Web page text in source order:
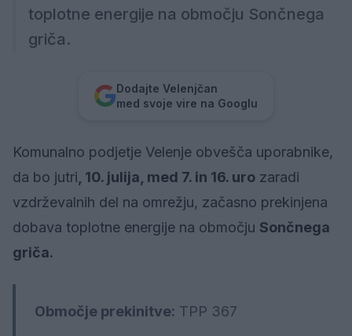
toplotne energije na območju Sončnega
griča.
Dodajte Velenjčan
med svoje vire na Googlu
Komunalno podjetje Velenje obvešča uporabnike,
da bo jutri, 10. julija, med 7. in 16. uro zaradi
vzdrževalnih del na omrežju, začasno prekinjena
dobava toplotne energije na območju Sončnega
griča.
Območje prekinitve: TPP 367